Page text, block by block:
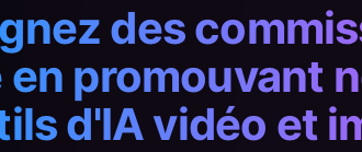
des
en promouvant
d'IA vidéo et